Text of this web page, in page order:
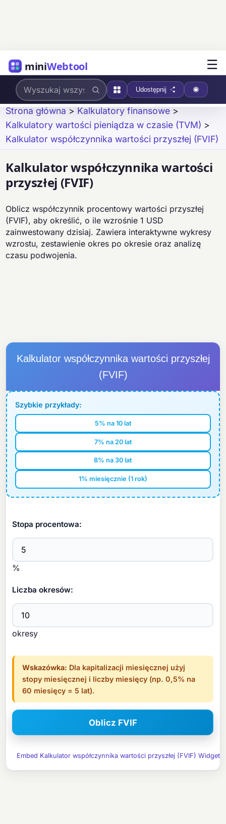
miniWebtool ☰
Udostępnij
Strona główna > Kalkulatory finansowe >
Kalkulatory wartości pieniądza w czasie (TVM) >
Kalkulator współczynnika wartości przyszłej (FVIF)
Kalkulator współczynnika wartości
przyszłej (FVIF)
Oblicz współczynnik procentowy wartości przyszłej
(FVIF), aby określić, o ile wzrośnie 1 USD
zainwestowany dzisiaj. Zawiera interaktywne wykresy
wzrostu, zestawienie okres po okresie oraz analizę
czasu podwojenia.
Kalkulator współczynnika wartości przyszłej
(FVIF)
Szybkie przykłady:
5% na 10 lat
7% na 20 lat
8% na 30 lat
1% miesięcznie (1 rok)
Stopa procentowa:
%
Liczba okresów:
okresy
Wskazówka: Dla kapitalizacji miesięcznej użyj
stopy miesięcznej i liczby miesięcy (np. 0,5% na
60 miesięcy = 5 lat).
Embed Kalkulator współczynnika wartości przyszłej (FVIF) Widget